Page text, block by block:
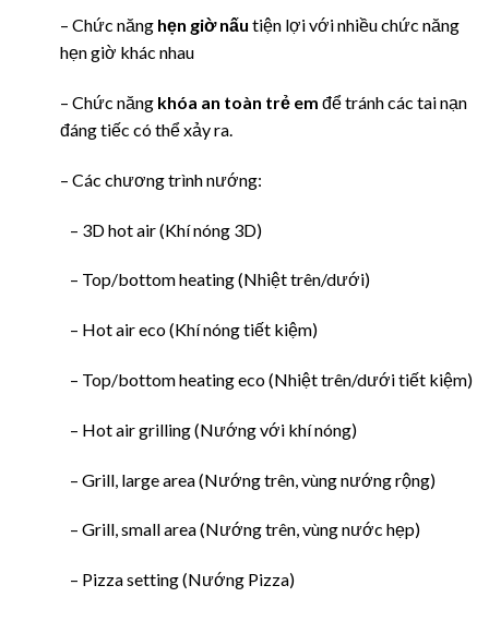
– Chức năng hẹn giờ nấu tiện lợi với nhiều chức năng
hẹn giờ khác nhau
– Chức năng khóa an toàn trẻ em để tránh các tai nạn
đáng tiếc có thể xảy ra.
– Các chương trình nướng:
– 3D hot air (Khí nóng 3D)
– Top/bottom heating (Nhiệt trên/dưới)
– Hot air eco (Khí nóng tiết kiệm)
– Top/bottom heating eco (Nhiệt trên/dưới tiết kiệm)
– Hot air grilling (Nướng với khí nóng)
– Grill, large area (Nướng trên, vùng nướng rộng)
– Grill, small area (Nướng trên, vùng nước hẹp)
– Pizza setting (Nướng Pizza)